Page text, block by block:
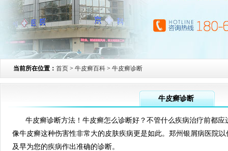
当前所在位置： 首页 > 牛皮癣百科 > 牛皮癣诊断
牛皮癣诊断
牛皮癣诊断方法！牛皮癣怎么诊断好？不管什么疾病治疗前都
像牛皮癣这种伤害性非常大的皮肤疾病更是如此。郑州银屑病医院
及早为您的疾病作出准确的诊断。